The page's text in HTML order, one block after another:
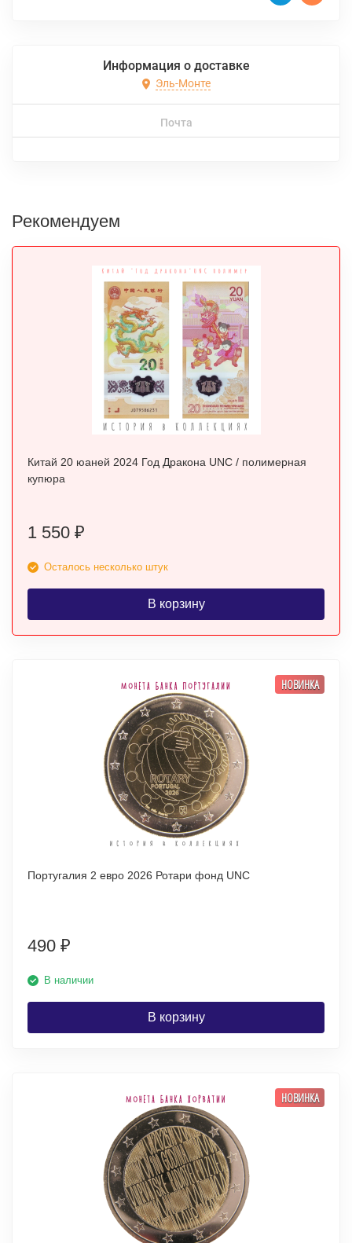
Информация о доставке
Эль-Монте
Почта
Рекомендуем
Китай 20 юаней 2024 Год Дракона UNC / полимерная
купюра
1 550 ₽
Осталось несколько штук
В корзину
НОВИНКА
Португалия 2 евро 2026 Ротари фонд UNC
490 ₽
В наличии
В корзину
НОВИНКА